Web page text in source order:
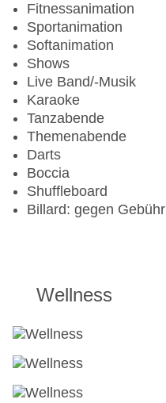
Fitnessanimation
Sportanimation
Softanimation
Shows
Live Band/-Musik
Karaoke
Tanzabende
Themenabende
Darts
Boccia
Shuffleboard
Billard: gegen Gebühr
Wellness